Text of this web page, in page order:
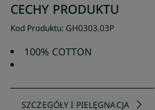
CECHY PRODUKTU
Kod Produktu:GH0303.03P
100% COTTON
SZCZEGÓŁY I PIELĘGNACJA